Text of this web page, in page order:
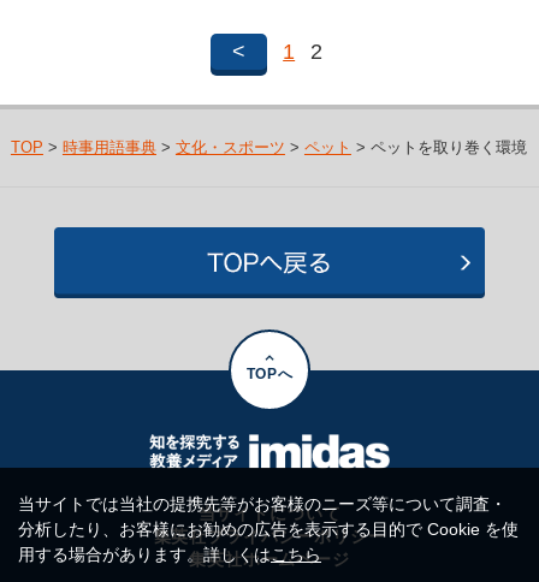
< 1 2
TOP > 時事用語事典> 文化・スポーツ > ペット > ペットを取り巻く環境
TOPへ
当サイトについて
集英社プライバシーポリシー
集英社ホームページ
当サイトでは当社の提携先等がお客様のニーズ等について調査・
分析したり、お客様にお勧めの広告を表示する目的で Cookie を使
用する場合があります。詳しくはこちら